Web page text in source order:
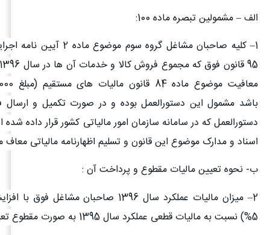
الف – مشمولین تبصره ماده 100
:
1
– کلیه صاحبان مشاغل گروه سوم
باشد مشمول این دستورالعمل بوده و در صورت تکمیل و
دستورالعمل که در سامانه سازمان امور مالیاتی کشور قرار داده
اسناد و مدارک موضوع این قانون و تسلیم اظهارنامه مالیاتی
ب- نحوه تعیین مالیات مقطوع و پرداخت آن :
2
– میزان مالیات عملکرد سال 1396 صاحبان
5%) نسبت به مالیات قطعی عملکرد سال 1395 به صورت مقطوع تعیین می گردد.